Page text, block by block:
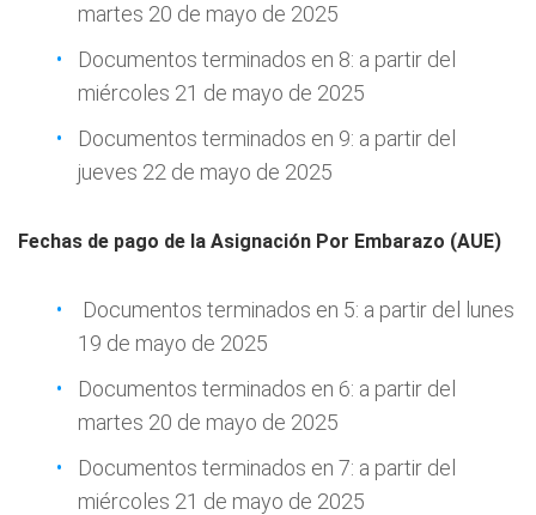
martes 20 de mayo de 2025
Documentos terminados en 8: a partir del
miércoles 21 de mayo de 2025
Documentos terminados en 9: a partir del
jueves 22 de mayo de 2025
Fechas de pago de la Asignación Por Embarazo (AUE)
Documentos terminados en 5: a partir del lunes
19 de mayo de 2025
Documentos terminados en 6: a partir del
martes 20 de mayo de 2025
Documentos terminados en 7: a partir del
miércoles 21 de mayo de 2025